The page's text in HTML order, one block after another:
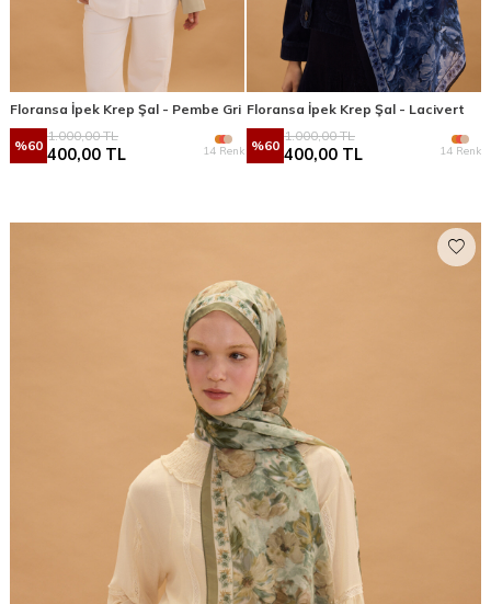
Floransa İpek Krep Şal - Pembe Gri
%60
1.000,00TL
400,00 TL 14 Renk
Floransa İpek Krep Şal - Lacivert
%60
1.000,00TL
400,00 TL 14 Renk